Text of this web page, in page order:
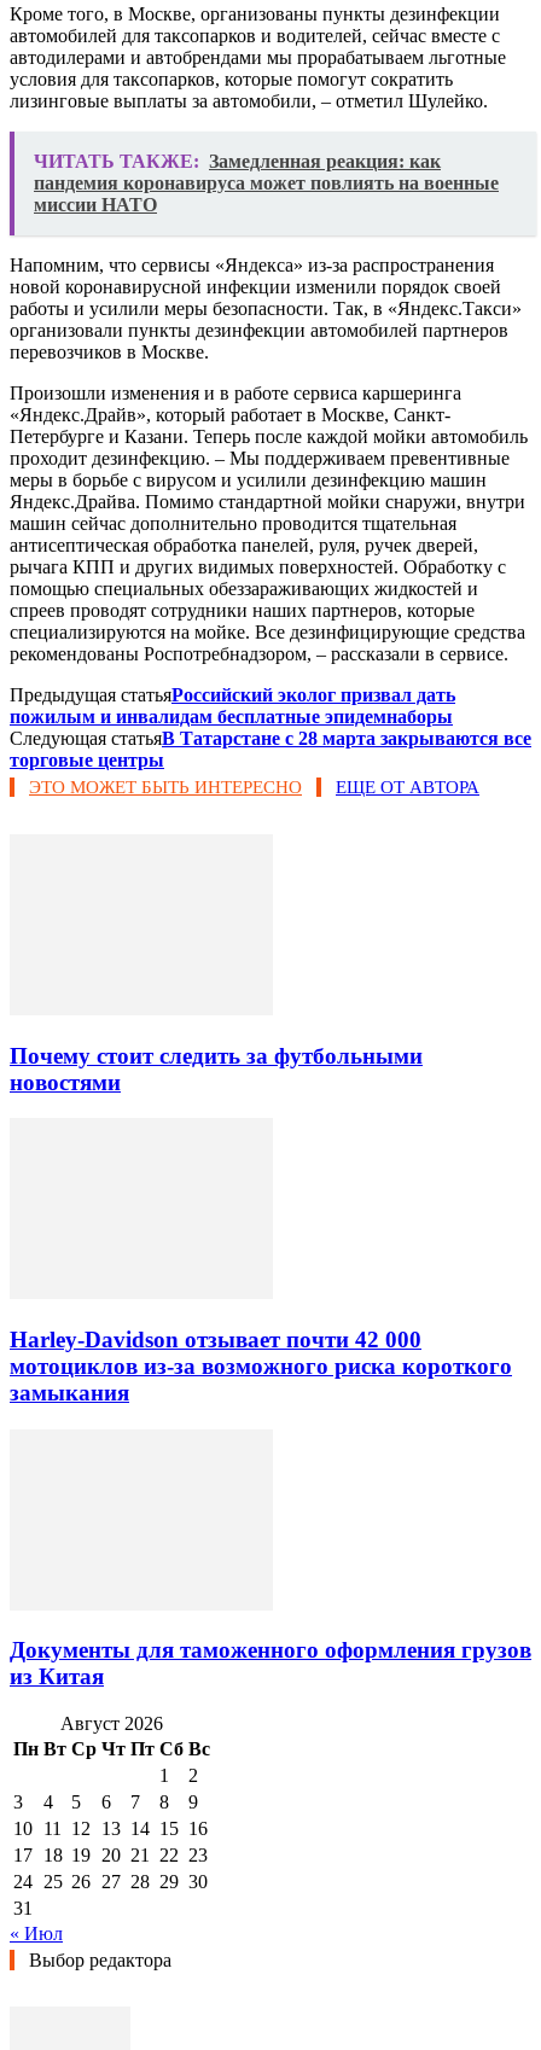
Кроме того, в Москве, организованы пункты дезинфекции
автомобилей для таксопарков и водителей, сейчас вместе с
автодилерами и автобрендами мы прорабатываем льготные
условия для таксопарков, которые помогут сократить
лизинговые выплаты за автомобили, – отметил Шулейко.
ЧИТАТЬ ТАКЖЕ: Замедленная реакция: как
пандемия коронавируса может повлиять на военные
миссии НАТО
Напомним, что сервисы «Яндекса» из-за распространения
новой коронавирусной инфекции изменили порядок своей
работы и усилили меры безопасности. Так, в «Яндекс.Такси»
организовали пункты дезинфекции автомобилей партнеров
перевозчиков в Москве.
Произошли изменения и в работе сервиса каршеринга
«Яндекс.Драйв», который работает в Москве, Санкт-
Петербурге и Казани. Теперь после каждой мойки автомобиль
проходит дезинфекцию. – Мы поддерживаем превентивные
меры в борьбе с вирусом и усилили дезинфекцию машин
Яндекс.Драйва. Помимо стандартной мойки снаружи, внутри
машин сейчас дополнительно проводится тщательная
антисептическая обработка панелей, руля, ручек дверей,
рычага КПП и других видимых поверхностей. Обработку с
помощью специальных обеззараживающих жидкостей и
спреев проводят сотрудники наших партнеров, которые
специализируются на мойке. Все дезинфицирующие средства
рекомендованы Роспотребнадзором, – рассказали в сервисе.
Предыдущая статьяРоссийский эколог призвал дать
пожилым и инвалидам бесплатные эпидемнаборы
Следующая статья​В Татарстане с 28 марта закрываются все
торговые центры
ЭТО МОЖЕТ БЫТЬ ИНТЕРЕСНО ЕЩЕ ОТ АВТОРА
Почему стоит следить за футбольными
новостями
Harley-Davidson отзывает почти 42 000
мотоциклов из-за возможного риска короткого
замыкания
Документы для таможенного оформления грузов
из Китая
Август 2026
Пн Вт Ср Чт Пт Сб Вс
1
2
3
4 5 6 7 8
9
10 11 12 13 14 15 16
17 18 19 20 21 22 23
24 25 26 27 28 29 30
31
« Июл
Выбор редактора